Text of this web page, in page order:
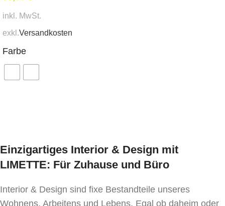
inkl. MwSt.
exkl.Versandkosten
Farbe
Einzigartiges Interior & Design mit
LIMETTE: Für Zuhause und Büro
Interior & Design sind fixe Bestandteile unseres
Wohnens, Arbeitens und Lebens. Egal ob daheim oder